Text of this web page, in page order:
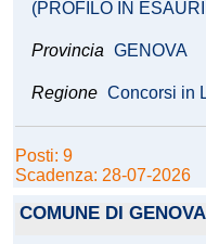
(PROFILO IN
Provincia GENOVA
Regione Concorsi in
Posti: 9
Scadenza: 28-07-2026
COMUNE DI GENOVA